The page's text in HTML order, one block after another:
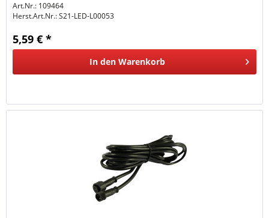
Art.Nr.: 109464
Herst.Art.Nr.:S21-LED-L00053
5,59 € *
In den Warenkorb